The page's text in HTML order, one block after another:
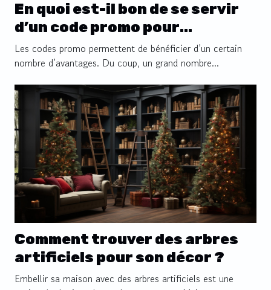
En quoi est-il bon de se servir
d’un code promo pour
effectuer des achats ?
Les codes promo permettent de bénéficier d’un certain
nombre d’avantages. Du coup, un grand nombre...
Comment trouver des arbres
artificiels pour son décor ?
Embellir sa maison avec des arbres artificiels est une